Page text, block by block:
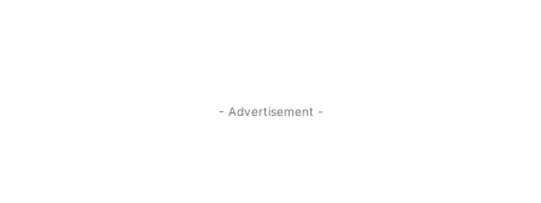
- Advertisement -